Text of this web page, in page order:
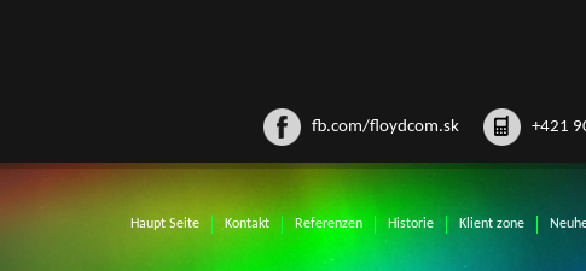
+421
fb.com/floydcom.sk
Haupt Seite Kontakt Referenzen Historie Klient zone